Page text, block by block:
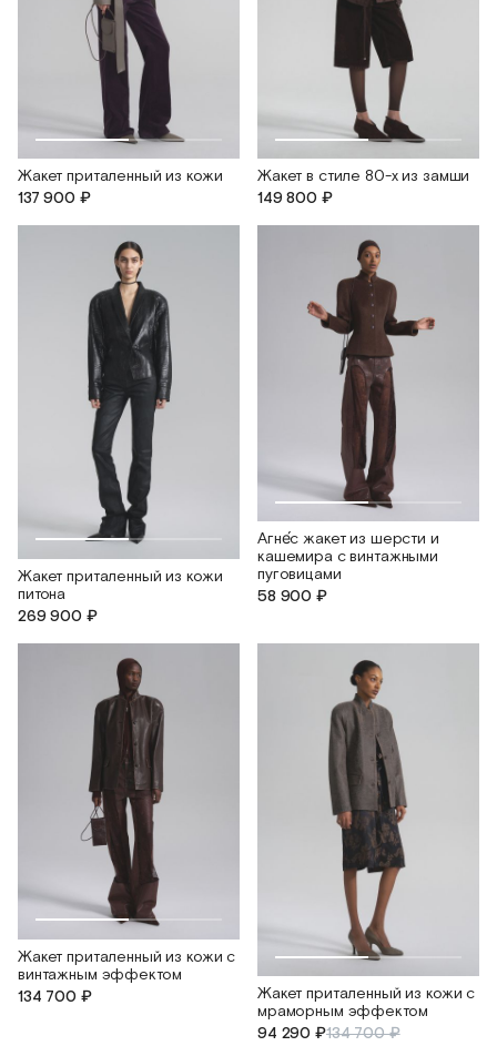
Жакет приталенный из кожи
137 900 ₽
Жакет в стиле 80-х из замши
149 800 ₽
Жакет приталенный из кожи
питона
269 900 ₽
Агне́с жакет из шерсти и
кашемира c винтажными
пуговицами
58 900 ₽
Жакет приталенный из кожи с
винтажным эффектом
134 700 ₽
Жакет приталенный из кожи с
мраморным эффектом
94 290 ₽134 700 ₽